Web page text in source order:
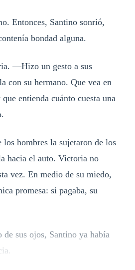
Entonces, Santino sonrió,
bondad alguna.
—Hizo un gesto a sus
con su hermano. Que vea en
entienda cuánto cuesta una
los hombres la sujetaron de los
hacia el auto. Victoria no
vez. En medio de su miedo,
promesa: si pagaba, su
de sus ojos, Santino ya había